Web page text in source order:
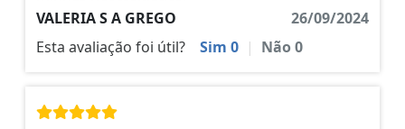
VALERIA S A GREGO
26/09/2024
Esta avaliação foi útil?
Sim 0 | Não0